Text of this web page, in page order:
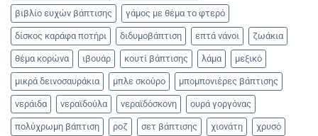
βιβλίο ευχών βάπτισης γάμος με θέμα το φτερό
δίσκος καράφα ποτήρι διδυμοβάπτιση επτά νάνοι ζωάκια
θέμα κορώνα ιβουάρ κουτί βάπτισης λάμα μεξικό
μικρά δεινοσαυράκια μπλε σκούρο μπομπονιέρες βάπτισης
νεράιδα νεραϊδούλα νεραϊδόσκονη ουρά γοργόνας
πολύχρωμη βάπτιση ροζ σετ βάπτισης χιονάτη χρυσό